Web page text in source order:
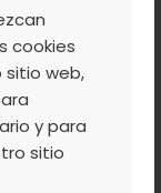
cookies
sitio web,
y para
sitio
Y